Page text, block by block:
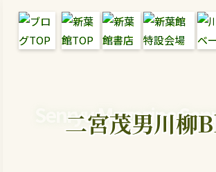
Senryu Magazine
二宮茂男川柳